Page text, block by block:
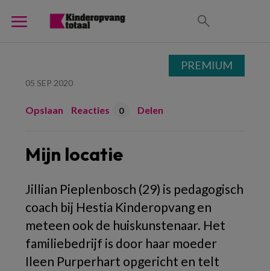
05 SEP 2020
Opslaan Reacties 0 Delen
Mijn locatie
Jillian Pieplenbosch (29) is pedagogisch
coach bij Hestia Kinderopvang en
meteen ook de huiskunstenaar. Het
familiebedrijf is door haar moeder
Ileen Purperhart opgericht en telt
PREMIUM